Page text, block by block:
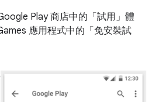
Play 商店中的「試用」體
應用程式中的「免安裝試